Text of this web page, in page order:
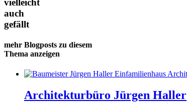
vielleicht
auch
gefällt
mehr Blogposts zu diesem
Thema anzeigen
Architekturbüro Jürgen Haller